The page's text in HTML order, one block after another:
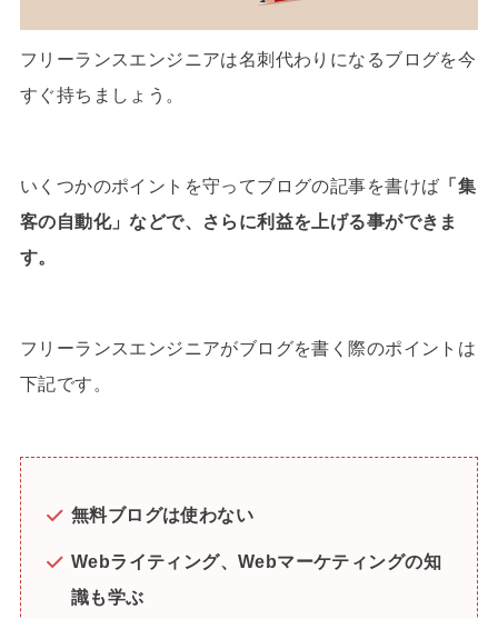
フリーランスエンジニアは名刺代わりになるブログを今
すぐ持ちましょう。
いくつかのポイントを守ってブログの記事を書けば 「集
客の自動化」などで、さらに利益を上げる事ができま
す。
フリーランスエンジニアがブログを書く際のポイントは
下記です。
無料ブログは使わない
Webライティング、Webマーケティングの知
識も学ぶ